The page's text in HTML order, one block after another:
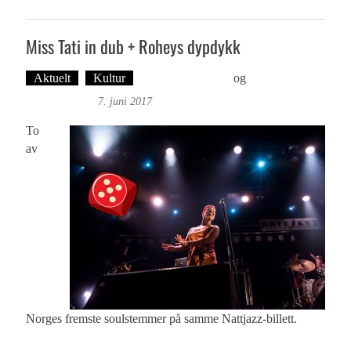
Miss Tati in dub + Roheys dypdykk
Aktuelt Kultur og
7. juni 2017
To
av
Norges fremste soulstemmer på samme Nattjazz-billett.